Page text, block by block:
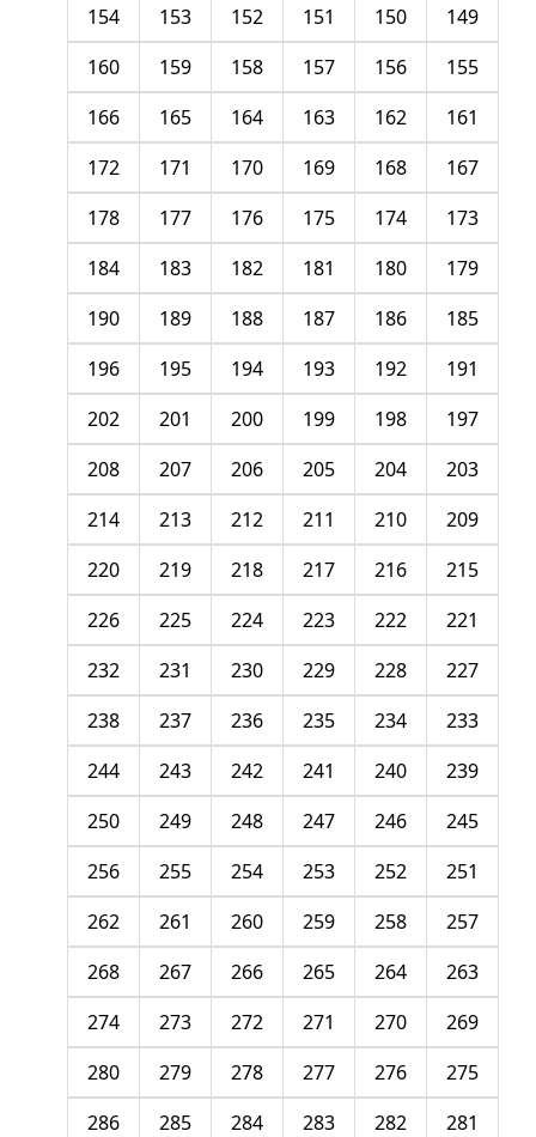
149
150
151
152
153
154
155
156
157
158
159
160
161
162
163
164
165
166
167
168
169
170
171
172
173
174
175
176
177
178
179
180
181
182
183
184
185
186
187
188
189
190
191
192
193
194
195
196
197
198
199
200
201
202
203
204
205
206
207
208
209
210
211
212
213
214
215
216
217
218
219
220
221
222
223
224
225
226
227
228
229
230
231
232
233
234
235
236
237
238
239
240
241
242
243
244
245
246
247
248
249
250
251
252
253
254
255
256
257
258
259
260
261
262
263
264
265
266
267
268
269
270
271
272
273
274
275
276
277
278
279
280
281
282
283
284
285
286